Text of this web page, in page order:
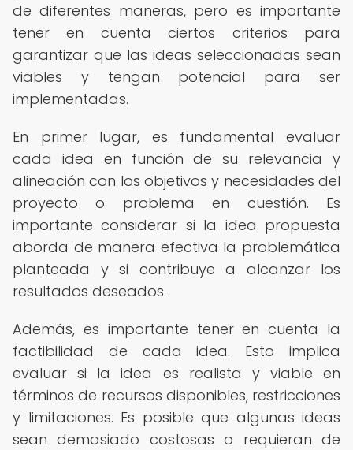
de diferentes maneras, pero es importante
tener en cuenta ciertos criterios para
garantizar que las ideas seleccionadas sean
viables y tengan potencial para ser
implementadas.
En primer lugar, es fundamental evaluar
cada idea en función de su relevancia y
alineación con los objetivos y necesidades del
proyecto o problema en cuestión. Es
importante considerar si la idea propuesta
aborda de manera efectiva la problemática
planteada y si contribuye a alcanzar los
resultados deseados.
Además, es importante tener en cuenta la
factibilidad de cada idea. Esto implica
evaluar si la idea es realista y viable en
términos de recursos disponibles, restricciones
y limitaciones. Es posible que algunas ideas
sean demasiado costosas o requieran de